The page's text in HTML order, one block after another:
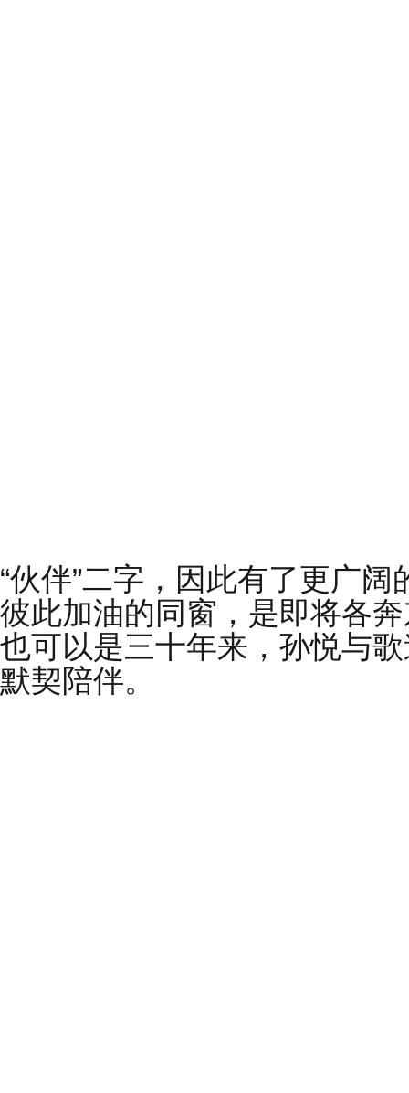
“伙伴”二字，因此有了更广
彼此加油的同窗，是即将各
也可以是三十年来，孙悦与
默契陪伴。